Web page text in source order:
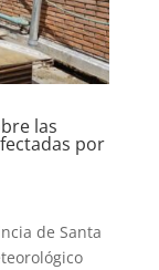
las
por
de Santa